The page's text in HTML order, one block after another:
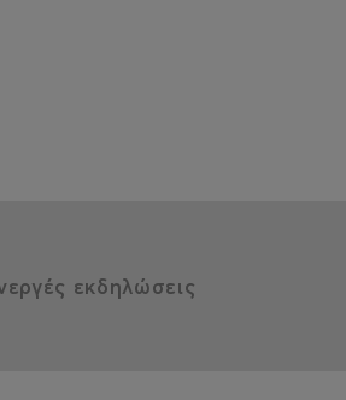
εκδηλώσεις